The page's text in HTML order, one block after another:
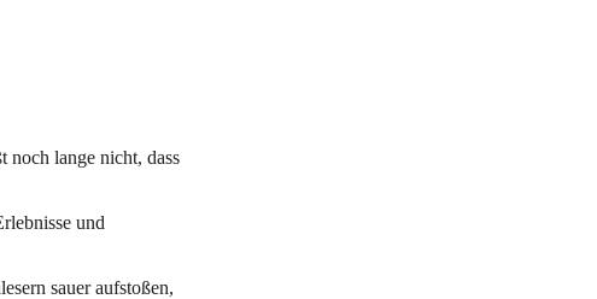
noch lange nicht, dass
und
sauer aufstoßen,